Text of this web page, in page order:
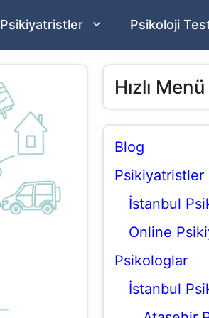
Psikiyatristler Psikoloji
Hızlı Menü
Blog
Psikiyatristler
İstanbul
Online
Psikologlar
İstanbul